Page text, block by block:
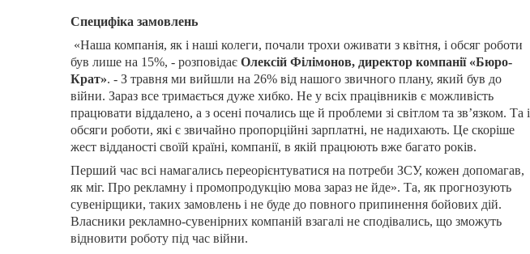
Специфіка замовлень
«Наша компанія, як і наші колеги, почали трохи оживати з квітня, і обсяг роботи
був лише на 15%, - розповідає Олексій Філімонов, директор компанії «Бюро-
Крат». - З травня ми вийшли на 26% від нашого звичного плану, який був до
війни. Зараз все тримається дуже хибко. Не у всіх працівників є можливість
працювати віддалено, а з осені почались ще й проблеми зі світлом та зв’язком. Та і
обсяги роботи, які є звичайно пропорційні зарплатні, не надихають. Це скоріше
жест відданості своїй країні, компанії, в якій працюють вже багато років.
Перший час всі намагались переорієнтуватися на потреби ЗСУ, кожен допомагав,
як міг. Про рекламну і промопродукцію мова зараз не йде». Та, як прогнозують
сувенірщики, таких замовлень і не буде до повного припинення бойових дій.
Власники рекламно-сувенірних компаній взагалі не сподівались, що зможуть
відновити роботу під час війни.